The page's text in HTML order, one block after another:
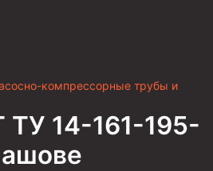
компрессорные трубы и
14-161-195-